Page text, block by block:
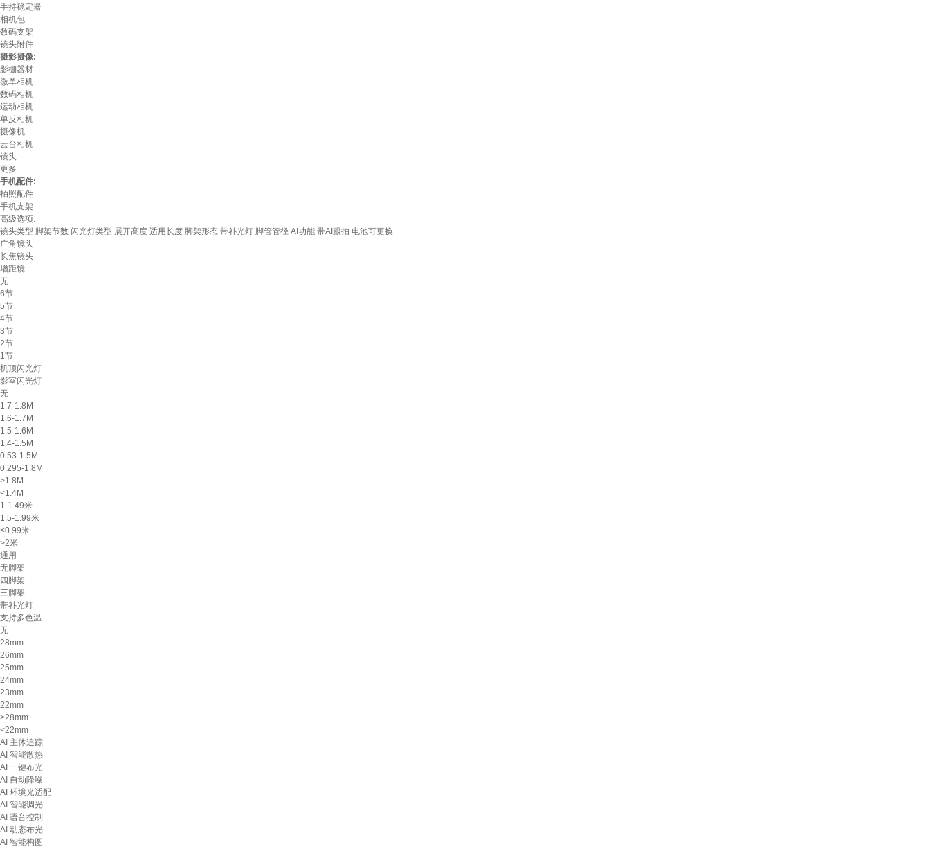
手持稳定器
相机包
数码支架
镜头附件
摄影摄像:
影棚器材
微单相机
数码相机
运动相机
单反相机
摄像机
云台相机
镜头
更多
手机配件:
拍照配件
手机支架
高级选项:
镜头类型 脚架节数 闪光灯类型 展开高度 适用长度 脚架形态 带补光灯 脚管管径 AI功能 带AI跟拍 电池可更换
广角镜头
长焦镜头
增距镜
无
6节
5节
4节
3节
2节
1节
机顶闪光灯
影室闪光灯
无
1.7-1.8M
1.6-1.7M
1.5-1.6M
1.4-1.5M
0.53-1.5M
0.295-1.8M
>1.8M
<1.4M
1-1.49米
1.5-1.99米
≤0.99米
>2米
通用
无脚架
四脚架
三脚架
带补光灯
支持多色温
无
28mm
26mm
25mm
24mm
23mm
22mm
>28mm
<22mm
AI 主体追踪
AI 智能散热
AI 一键布光
AI 自动降噪
AI 环境光适配
AI 智能调光
AI 语音控制
AI 动态布光
AI 智能构图